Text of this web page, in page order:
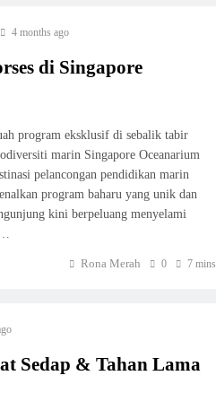
4 months ago
di Singapore
program eksklusif di sebalik tabir
marin Singapore Oceanarium
pelancongan pendidikan marin
program baharu yang unik dan
kini berpeluang menyelami
Rona Merah 0 7 mins
Sedap & Tahan Lama